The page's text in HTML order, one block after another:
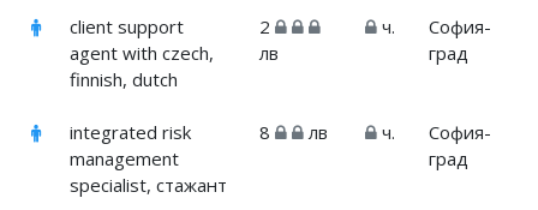
client support
agent with czech,
finnish, dutch
2
лв
ч.
София-
град
integrated risk
management
specialist, стажант
8 лв ч.
София-
град